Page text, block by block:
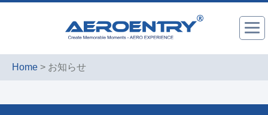
Home > お知らせ